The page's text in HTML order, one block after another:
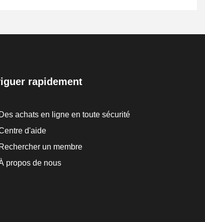
rapidement
Des achats en ligne en toute sécurité
d'aide
Rechercher un membre
propos de nous